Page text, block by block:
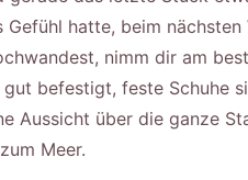
hatte, beim nächsten
nimm dir am
befestigt, feste Schuhe
Aussicht über die ganze
Meer.